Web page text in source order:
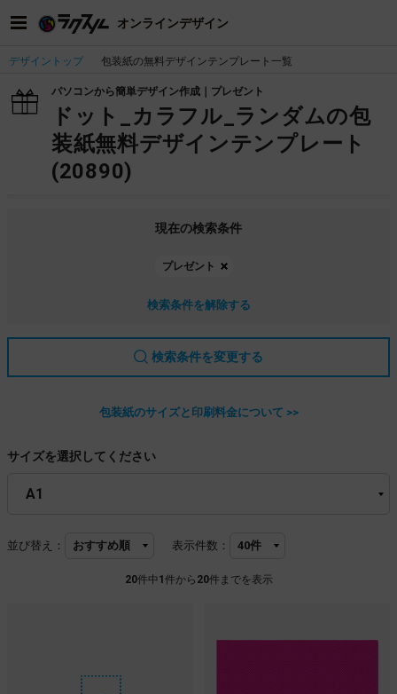
オンラインデザイン
デザイントップ 包装紙の無料デザインテンプレート一覧
パソコンから簡単デザイン作成｜プレゼント
ドット_カラフル_ランダムの包
装紙無料デザインテンプレート
(20890)
現在の検索条件
プレゼント
検索条件を解除する
検索条件を変更する
包装紙のサイズと印刷料金について >>
サイズを選択してください
並び替え： 表示件数：
20件中1 件から 20件までを表示